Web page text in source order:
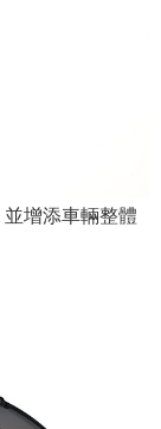
增添車輛整體